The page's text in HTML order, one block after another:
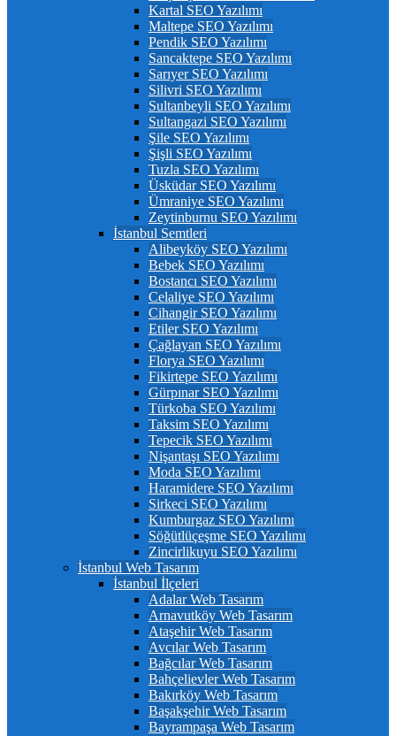
Kartal SEO Yazılımı
Maltepe SEO Yazılımı
Pendik SEO Yazılımı
Sancaktepe SEO Yazılımı
Sarıyer SEO Yazılımı
Silivri SEO Yazılımı
Sultanbeyli SEO Yazılımı
Sultangazi SEO Yazılımı
Şile SEO Yazılımı
Şişli SEO Yazılımı
Tuzla SEO Yazılımı
Üsküdar SEO Yazılımı
Ümraniye SEO Yazılımı
Zeytinburnu SEO Yazılımı
İstanbul Semtleri
Alibeyköy SEO Yazılımı
Bebek SEO Yazılımı
Bostancı SEO Yazılımı
Celaliye SEO Yazılımı
Cihangir SEO Yazılımı
Etiler SEO Yazılımı
Çağlayan SEO Yazılımı
Florya SEO Yazılımı
Fikirtepe SEO Yazılımı
Gürpınar SEO Yazılımı
Türkoba SEO Yazılımı
Taksim SEO Yazılımı
Tepecik SEO Yazılımı
Nişantaşı SEO Yazılımı
Moda SEO Yazılımı
Haramidere SEO Yazılımı
Sirkeci SEO Yazılımı
Kumburgaz SEO Yazılımı
Söğütlüçeşme SEO Yazılımı
Zincirlikuyu SEO Yazılımı
İstanbul Web Tasarım
İstanbul İlçeleri
Adalar Web Tasarım
Arnavutköy Web Tasarım
Ataşehir Web Tasarım
Avcılar Web Tasarım
Bağcılar Web Tasarım
Bahçelievler Web Tasarım
Bakırköy Web Tasarım
Başakşehir Web Tasarım
Bayrampaşa Web Tasarım